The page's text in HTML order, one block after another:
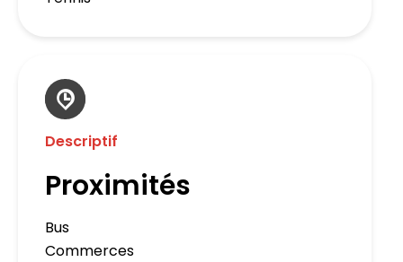
Descriptif
Proximités
Bus
Commerces